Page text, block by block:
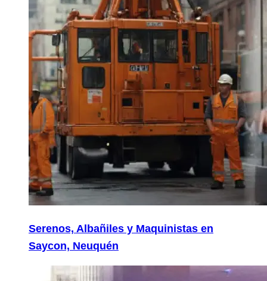
Serenos, Albañiles y Maquinistas en
Saycon, Neuquén